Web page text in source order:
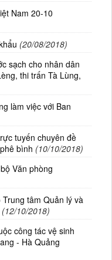
Nam 20-10
(20/08/2018)
sạch cho nhân dân
thi trấn Tà Lùng,
làm việc với Ban
tuyến chuyên đề
bình (10/10/2018)
Văn phòng
tâm Quản lý và
(12/10/2018)
công tác vệ sinh
- Hà Quảng